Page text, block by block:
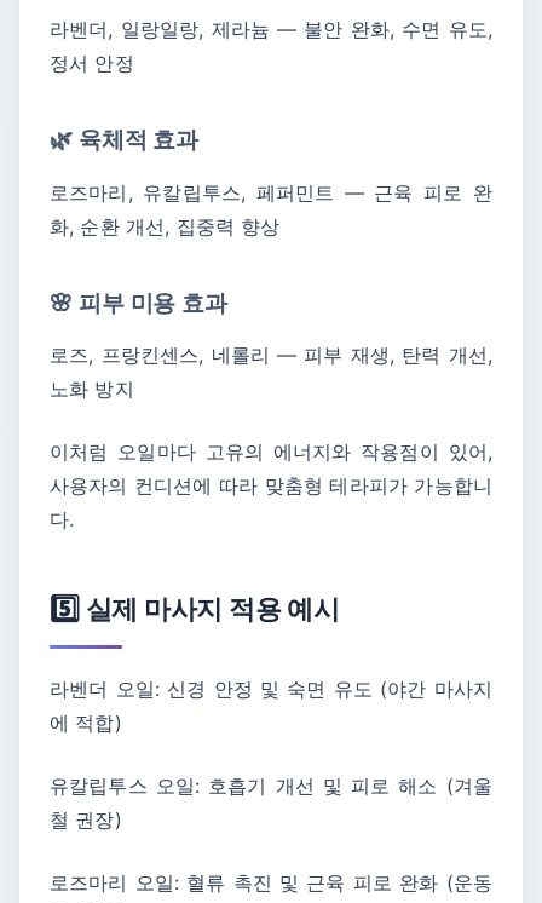
라벤더, 일랑일랑, 제라늄 — 불안 완화, 수면 유도,
정서 안정
🌿 육체적 효과
로즈마리, 유칼립투스, 페퍼민트 — 근육 피로 완
화, 순환 개선, 집중력 향상
🌸 피부 미용 효과
로즈, 프랑킨센스, 네롤리 — 피부 재생, 탄력 개선,
노화 방지
이처럼 오일마다 고유의 에너지와 작용점이 있어,
사용자의 컨디션에 따라 맞춤형 테라피가 가능합니
다.
5️⃣ 실제 마사지 적용 예시
라벤더 오일: 신경 안정 및 숙면 유도 (야간 마사지
에 적합)
유칼립투스 오일: 호흡기 개선 및 피로 해소 (겨울
철 권장)
로즈마리 오일: 혈류 촉진 및 근육 피로 완화 (운동